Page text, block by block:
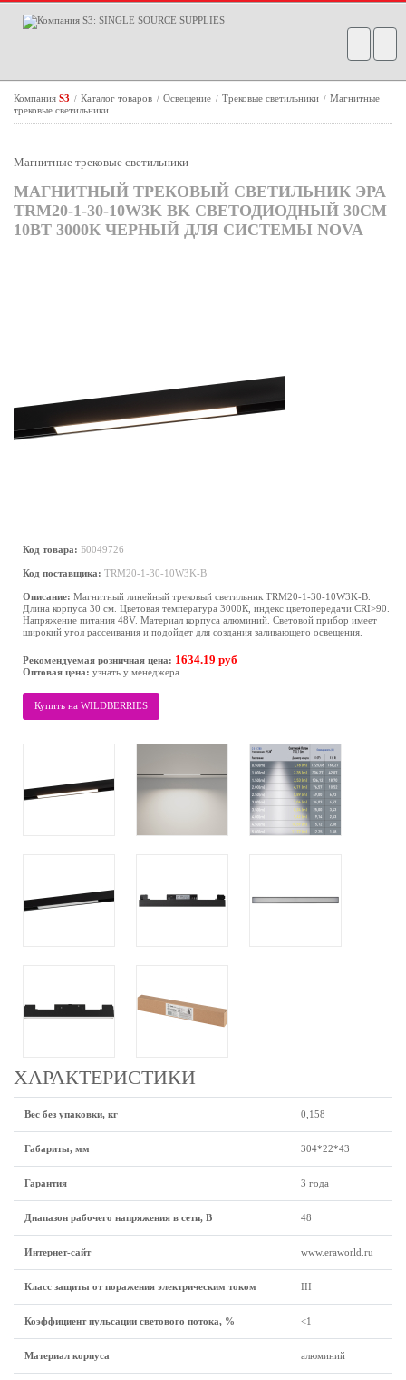
Компания S3 / Каталог товаров / Освещение / Трековые светильники / Магнитные
трековые светильники
Магнитные трековые светильники
МАГНИТНЫЙ ТРЕКОВЫЙ СВЕТИЛЬНИК ЭРА
TRM20-1-30-10W3K BK СВЕТОДИОДНЫЙ 30СМ
10ВТ 3000К ЧЕРНЫЙ ДЛЯ СИСТЕМЫ NOVA
Код товара: Б0049726
Код поставщика: TRM20-1-30-10W3K-B
Описание: Магнитный линейный трековый светильник TRM20-1-30-10W3K-B.
Длина корпуса 30 см. Цветовая температура 3000К, индекс цветопередачи СRI>90.
Напряжение питания 48V. Материал корпуса алюминий. Световой прибор имеет
широкий угол рассеивания и подойдет для создания заливающего освещения.
Рекомендуемая розничная цена: 1634.19 руб
Оптовая цена: узнать у менеджера
Купить на WILDBERRIES
ХАРАКТЕРИСТИКИ
Вес без упаковки, кг 0,158
Габариты, мм 304*22*43
Гарантия 3 года
Диапазон рабочего напряжения в сети, В 48
Интернет-сайт www.eraworld.ru
Класс защиты от поражения электрическим током III
Коэффициент пульсации светового потока, % <1
Материал корпуса алюминий